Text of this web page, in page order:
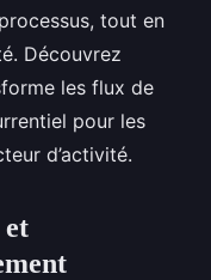
tout en
Découvrez
les flux de
pour les
d’activité.